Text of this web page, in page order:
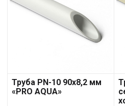
Труба PN-10 90х8,2 мм
«PRO AQUA»